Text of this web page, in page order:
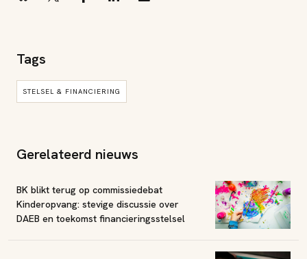
Tags
STELSEL & FINANCIERING
Gerelateerd nieuws
BK blikt terug op commissiedebat
Kinderopvang: stevige discussie over
DAEB en toekomst financieringsstelsel